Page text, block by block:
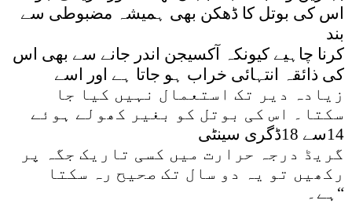
اس کی بوتل کا ڈھکن بھی ہمیشہ مضبوطی سے
بند
کرنا چاہیے کیونکہ آکسیجن اندر جانے سے بھی اس
کی ذائقہ انتہائی خراب ہو جاتا ہے اور اسے
زیادہ دیر تک استعمال نہیں کیا جا
سکتا۔ اس کی بوتل کو بغیر کھولے ہوئے
14سے 18ڈگری سینٹی
گریڈ درجہ حرارت میں کسی تاریک جگہ پر
رکھیں تو یہ دو سال تک صحیح رہ سکتا
ہے۔“